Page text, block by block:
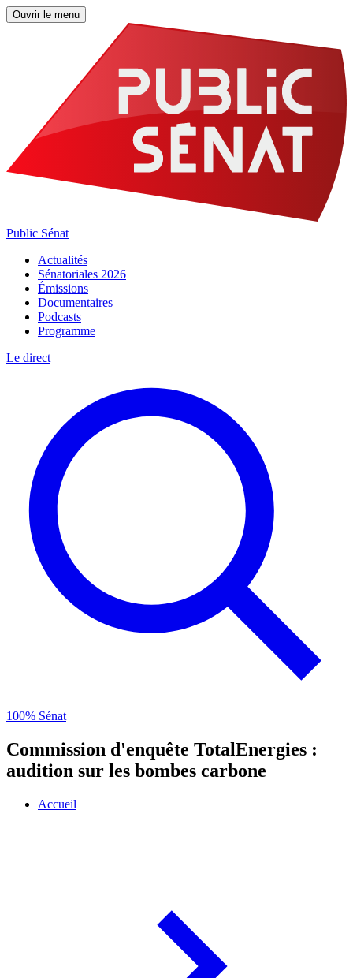
Ouvrir le menu
Public Sénat
Actualités
Sénatoriales 2026
Émissions
Documentaires
Podcasts
Programme
Le direct
100% Sénat
Commission d'enquête TotalEnergies :
audition sur les bombes carbone
Accueil